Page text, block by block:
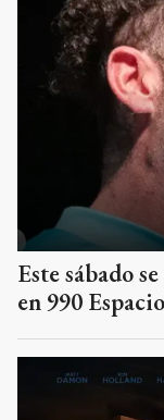
Este sábado
en 990